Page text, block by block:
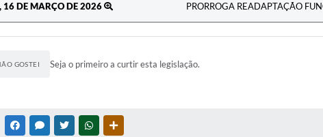
16 DE MARÇO DE 2026 PRORROGA READAPTAÇÃO
GOSTEI Seja o primeiro a curtir esta legislação.
FACEBOOKMESSENGER
TWITTERWHATSAPP